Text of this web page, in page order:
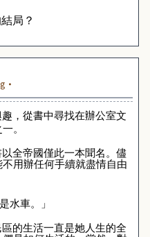
局？
，從書中尋找在辦公室文
。
全帝國僅此一本聞名。儘
用辦任何手續就盡情自由
水車。」
的生活一直是她人生的全